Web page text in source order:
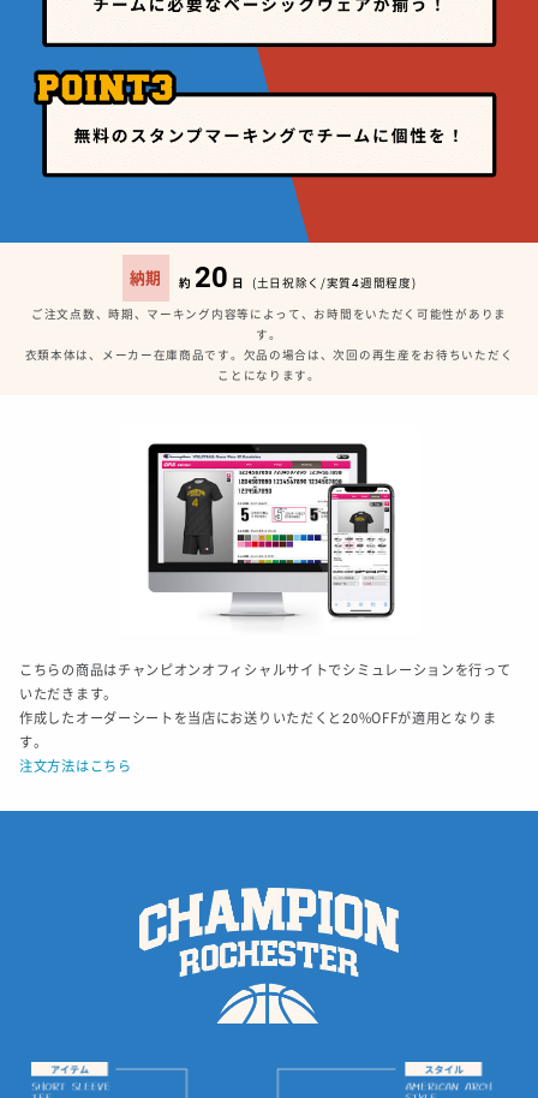
納期 約 20 日 (土日祝除く/実質4週間程度)
ご注文点数、時期、マーキング内容等によって、お時間をいただく可能性がありま
す。
衣類本体は、メーカー在庫商品です。欠品の場合は、次回の再生産をお待ちいただく
ことになります。
こちらの商品はチャンピオンオフィシャルサイトでシミュレーションを行って
いただきます。
作成したオーダーシートを当店にお送りいただくと20%OFFが適用となりま
す。
注文方法はこちら